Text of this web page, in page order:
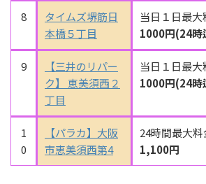
8
タイムズ堺筋日
本橋５丁目
当日１日最大
1000円(24時
9
【三井のリパー
ク】 恵美須西２
丁目
当日１日最大
1000円(24時
1
0
【パラカ】大阪
市恵美須西第4
24時間最大料
1,100円